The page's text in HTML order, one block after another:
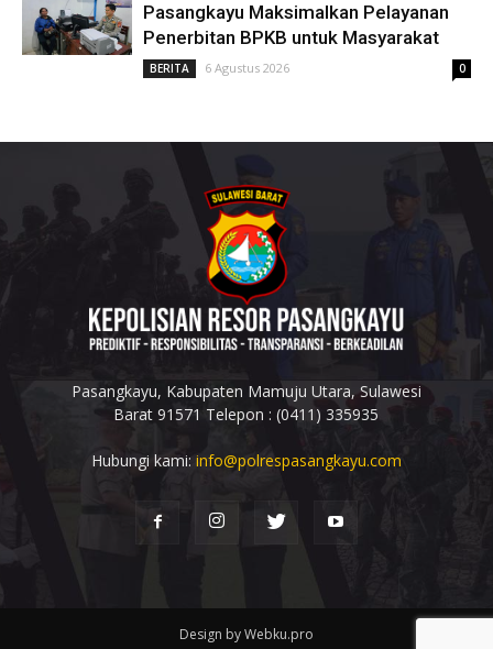
Pasangkayu Maksimalkan Pelayanan
Penerbitan BPKB untuk Masyarakat
BERITA 6 Agustus 2026 0
Pasangkayu, Kabupaten Mamuju Utara, Sulawesi
Barat 91571 Telepon : (0411) 335935
Hubungi kami: info@polrespasangkayu.com
Design by Webku.pro